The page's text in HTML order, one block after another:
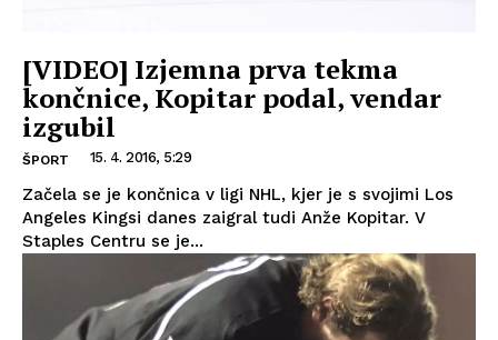
[VIDEO] Izjemna prva tekma
končnice, Kopitar podal, vendar
izgubil
ŠPORT 15. 4. 2016, 5:29
Začela se je končnica v ligi NHL, kjer je s svojimi Los
Angeles Kingsi danes zaigral tudi Anže Kopitar. V
Staples Centru se je...